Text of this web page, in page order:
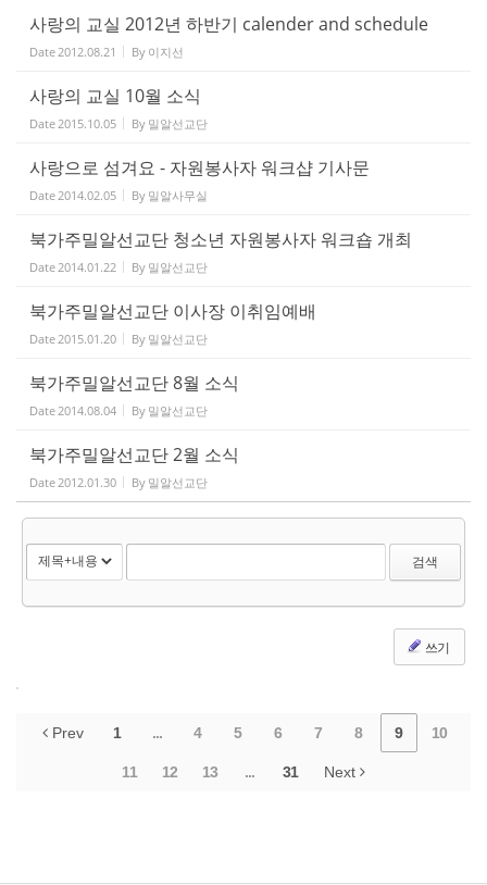
사랑의 교실 2012년 하반기 calender and schedule
Date2012.08.21 By 이지선
사랑의 교실 10월 소식
Date2015.10.05 By 밀알선교단
사랑으로 섬겨요 - 자원봉사자 워크샵 기사문
Date2014.02.05 By 밀알사무실
북가주밀알선교단 청소년 자원봉사자 워크숍 개최
Date2014.01.22 By 밀알선교단
북가주밀알선교단 이사장 이취임예배
Date2015.01.20 By 밀알선교단
북가주밀알선교단 8월 소식
Date2014.08.04 By 밀알선교단
북가주밀알선교단 2월 소식
Date2012.01.30 By 밀알선교단
검색
쓰기
Prev 1 ... 4 5 6 7 8 9 10
11 12 13 ... 31 Next